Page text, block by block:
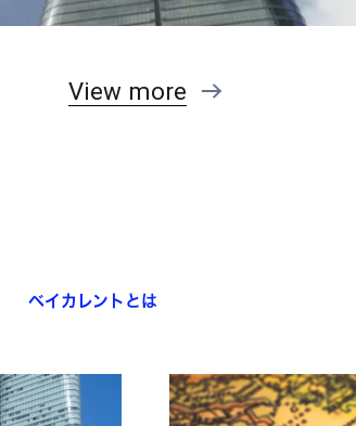
View more
ベイカレントとは